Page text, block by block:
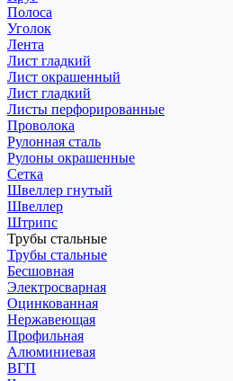
Полоса
Уголок
Лента
Лист гладкий
Лист окрашенный
Лист гладкий
Листы перфорированные
Проволока
Рулонная сталь
Рулоны окрашенные
Сетка
Швеллер гнутый
Швеллер
Штрипс
Трубы стальные
Трубы стальные
Бесшовная
Электросварная
Оцинкованная
Нержавеющая
Профильная
Алюминиевая
ВГП